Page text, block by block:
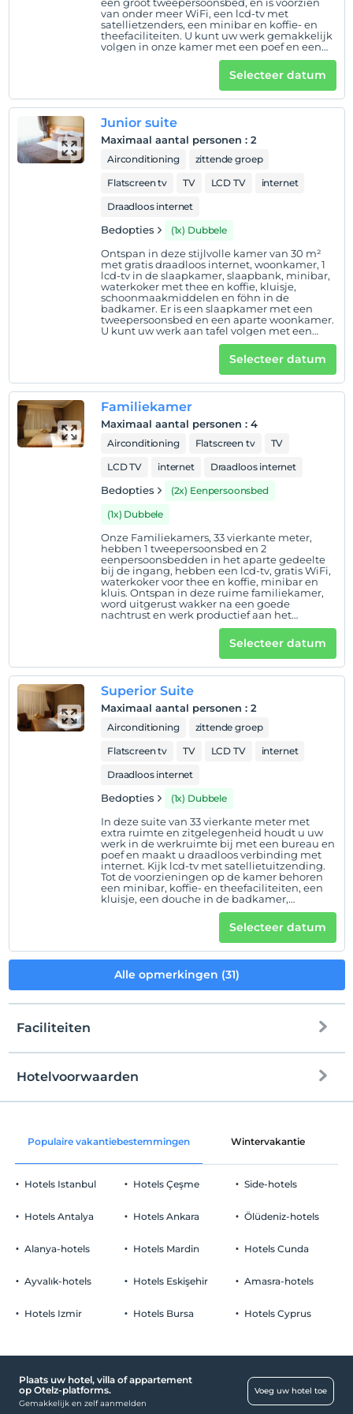
Hotelvoorwaarden
Na 14:00
Uitchecken
Voor 12:00
huisdier
Huisdieren niet toegestaan
rookvrije kamers
Baby's jonger dan 2 worden niet in rekening gebracht
1 kind(eren) tot de leeftijd van 6 per kamer
wordt/worden niet in rekening gebracht
van onder meer WiFi, een lcd-tv met
satellietzenders, een minibar en koffie- en
theefaciliteiten. U kunt uw werk gemakkelijk
volgen in onze kamer met een poef en een
werkruimte. Er is een douche, föhn en
schoonmaakmiddelen in de badkamer en er
is een kluis in onze kamers voor uw
waardevolle spullen. Er kunnen 2
volwassenen verblijven.
Selecteer datum
Junior suite
Maximaal aantal personen : 2
Airconditioning
zittende groep
Flatscreen tv
TV LCD TV
internet
Draadloos internet
Bedopties (1x) Dubbele
Ontspan in deze stijlvolle kamer van 30 m²
met gratis draadloos internet, woonkamer, 1
lcd-tv in de slaapkamer, slaapbank, minibar,
waterkoker met thee en koffie, kluisje,
schoonmaakmiddelen en föhn in de
badkamer. Er is een slaapkamer met een
tweepersoonsbed en een aparte woonkamer.
U kunt uw werk aan tafel volgen met een
comfortabele poef. . In deze suite voelt u zich
Selecteer datum
Familiekamer
Maximaal aantal personen : 4
Airconditioning Flatscreen tv
TV
LCD TV
internet Draadloos internet
Bedopties
(2x) Eenpersoonsbed
(1x) Dubbele
Onze Familiekamers, 33 vierkante meter,
hebben 1 tweepersoonsbed en 2
eenpersoonsbedden in het aparte gedeelte
bij de ingang, hebben een lcd-tv, gratis WiFi,
waterkoker voor thee en koffie, minibar en
kluis. Ontspan in deze ruime familiekamer,
word uitgerust wakker na een goede
nachtrust en werk productief aan het
en schoonmaakmiddelen en een föhn. Het is
geschikt voor maximaal 4 personen.
Selecteer datum
Superior Suite
Maximaal aantal personen : 2
Airconditioning
zittende groep
Flatscreen tv
TV LCD TV
internet
Draadloos internet
Bedopties (1x) Dubbele
In deze suite van 33 vierkante meter met
extra ruimte en zitgelegenheid houdt u uw
werk in de werkruimte bij met een bureau en
poef en maakt u draadloos verbinding met
internet. Kijk lcd-tv met satellietuitzending.
Tot de voorzieningen op de kamer behoren
een minibar, koffie- en theefaciliteiten, een
kluisje, een douche in de badkamer,
schoonmaakproducten en een föhn.
Selecteer datum
Alle opmerkingen (31)
Faciliteiten
Gemeenschappelijke ruimtes en alle
24-uurs receptie
Dagelijkse schoonmaakservice
Hotelvoorwaarden
Check in
Uitchecken
Voor 12:00
huisdier
Baby's jonger dan 2 worden niet in rekening gebracht
Populaire vakantiebestemmingen Wintervakantie
Hotels Istanbul
Hotels Antalya
Alanya-hotels
Ayvalık-hotels
Hotels Izmir
Hotels Çeşme
Hotels Ankara
Hotels Mardin
Hotels Eskişehir
Hotels Bursa
Side-hotels
Ölüdeniz-hotels
Hotels Cunda
Amasra-hotels
Hotels Cyprus
Plaats uw hotel, villa of appartement
op Otelz-platforms.
Gemakkelijk en zelf aanmelden
Voeg uw hotel toe